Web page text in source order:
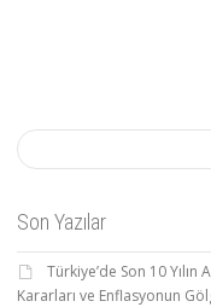
Son Yazılar
Türkiye’de Son 10
Kararları ve Enflasyonun